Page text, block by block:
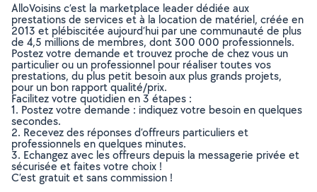
AlloVoisins c’est la marketplace leader dédiée aux
prestations de services et à la location de matériel, créée en
2013 et plébiscitée aujourd’hui par une communauté de plus
de 4,5 millions de membres, dont 300 000 professionnels.
Postez votre demande et trouvez proche de chez vous un
particulier ou un professionnel pour réaliser toutes vos
prestations, du plus petit besoin aux plus grands projets,
pour un bon rapport qualité/prix.
Facilitez votre quotidien en 3 étapes :
1. Postez votre demande : indiquez votre besoin en quelques
secondes.
2. Recevez des réponses d’offreurs particuliers et
professionnels en quelques minutes.
3. Echangez avec les offreurs depuis la messagerie privée et
sécurisée et faites votre choix !
C’est gratuit et sans commission !